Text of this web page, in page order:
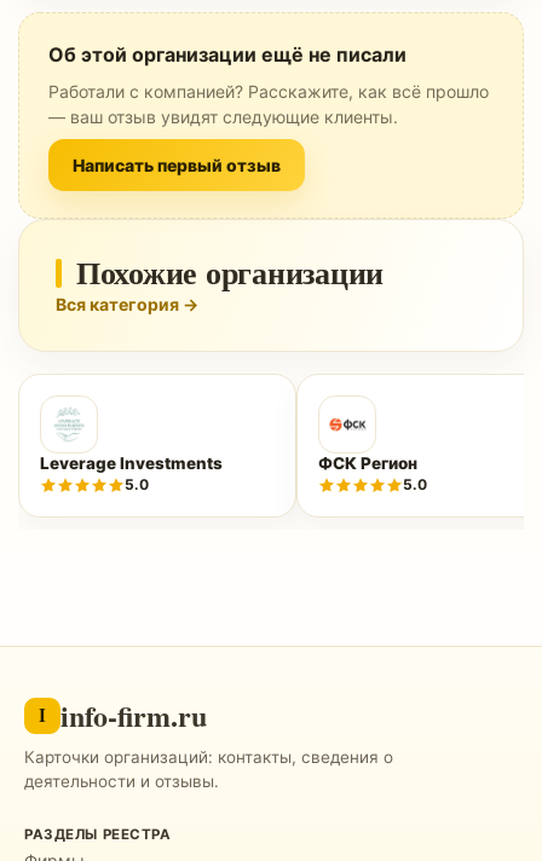
Об этой организации ещё не писали
Работали с компанией? Расскажите, как всё прошло
— ваш отзыв увидят следующие клиенты.
Написать первый отзыв
Похожие организации
Вся категория →
Leverage Investments
5.0
ФСК Регион
5.0
I info-firm.ru
Карточки организаций: контакты, сведения о
деятельности и отзывы.
РАЗДЕЛЫ РЕЕСТРА